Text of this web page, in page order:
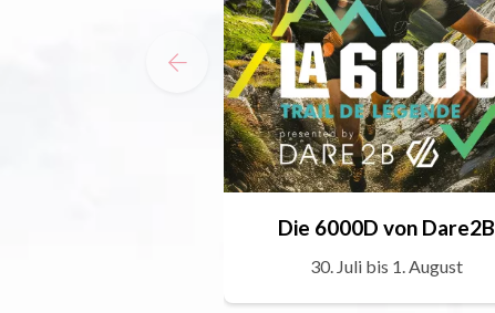
Die 6000D von Dare2B
30. Juli bis 1. August